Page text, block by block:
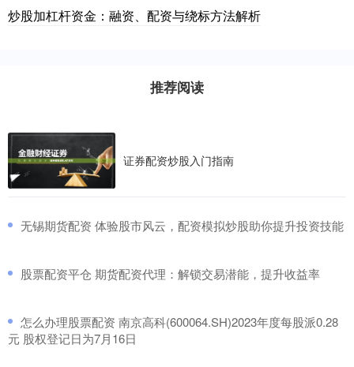
炒股加杠杆资金：融资、配资与绕标方法解析
推荐阅读
证券配资炒股入门指南
​无锡期货配资 体验股市风云，配资模拟炒股助你提升投资技能
​股票配资平仓 期货配资代理：解锁交易潜能，提升收益率
​怎么办理股票配资 南京高科(600064.SH)2023年度每股派0.28
元 股权登记日为7月16日